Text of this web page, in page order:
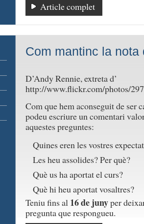
Article complet
Com mantinc la nota
D’Andy Rennie, extreta d’
http://www.flickr.com/photos/
Com que hem aconseguit de ser
podeu escriure un comentari
aquestes preguntes:
Quines eren les vostres
Les heu assolides? Per què?
Què us ha aportat el curs?
Què hi heu aportat vosaltres?
Teniu fins al 16 de junyper
pregunta que respongueu.